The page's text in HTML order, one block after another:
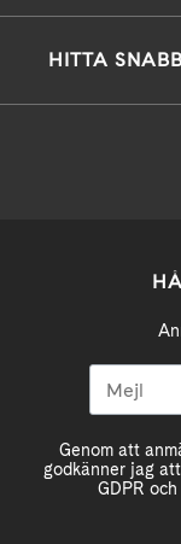
HITTA
Genom att
godkänner jag
GDPR